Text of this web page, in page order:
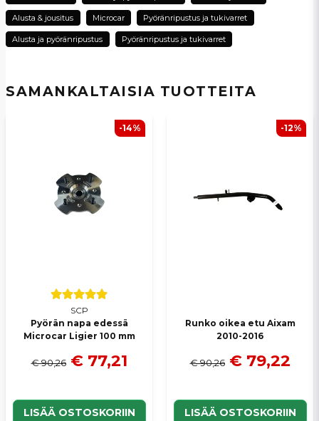
SAMANKALTAISIA ​​TUOTTEITA
SCP
Pyörän napa edessä
Microcar Ligier 100 mm
€ 90,26 € 77,21
LISÄÄ OSTOSKORIIN
-14%
Runko oikea etu Aixam
2010-2016
€ 90,26 € 79,22
LISÄÄ OSTOSKORIIN
-12%
name
Nimi
email
Sähköpostiosoite
Alusta & jousitus Microcar Pyöränripustus ja tukivarret
Alusta ja pyöränripustus Pyöränripustus ja tukivarret